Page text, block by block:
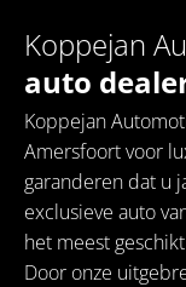
Koppejan
auto
Koppejan
Amersfoort voor
garanderen dat u
exclusieve auto
het meest
Door onze